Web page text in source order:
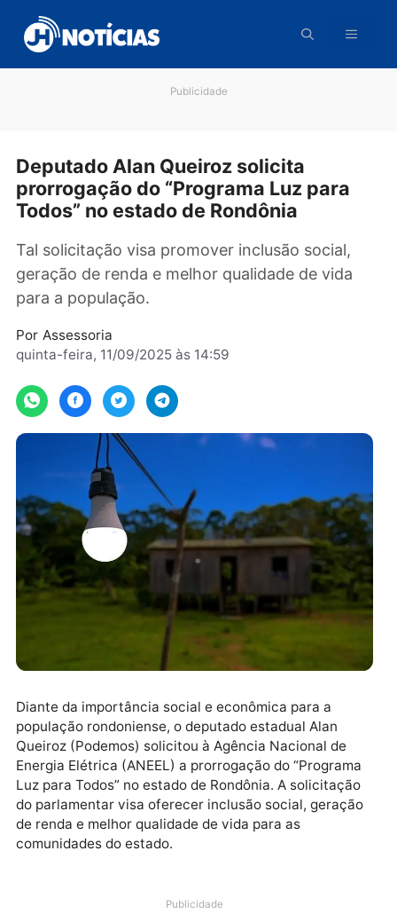
para
conteúdo
Deputado Alan Queiroz solicita
prorrogação do “Programa Luz para
Tal solicitação visa promover inclusão social,
geração de renda e melhor qualidade de vida
para a população.
quinta-feira, 11/09/2025 às 14:59
Diante da importância social e econômica para a
população rondoniense, o deputado estadual Alan
Queiroz (Podemos) solicitou à Agência Nacional de
Energia Elétrica (ANEEL) a prorrogação do